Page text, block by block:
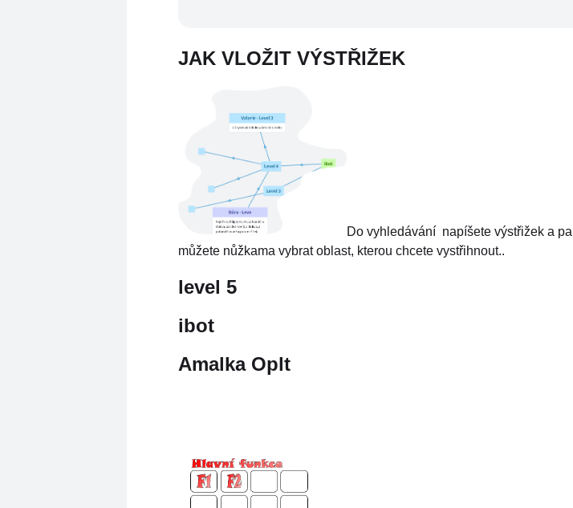
JAK VLOŽIT VÝSTŘIŽEK
Do vyhledávání napíšete výstřižek a
můžete nůžkama vybrat oblast, kterou chcete vystřihnout..
level 5
ibot
Amalka Oplt